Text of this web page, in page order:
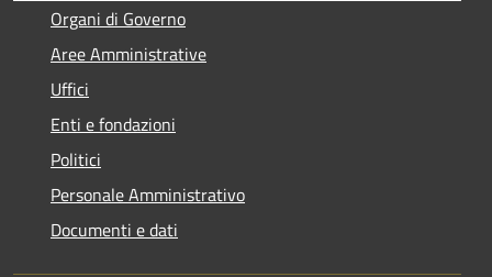
Organi di Governo
Aree Amministrative
Uffici
Enti e fondazioni
Politici
Personale Amministrativo
Documenti e dati